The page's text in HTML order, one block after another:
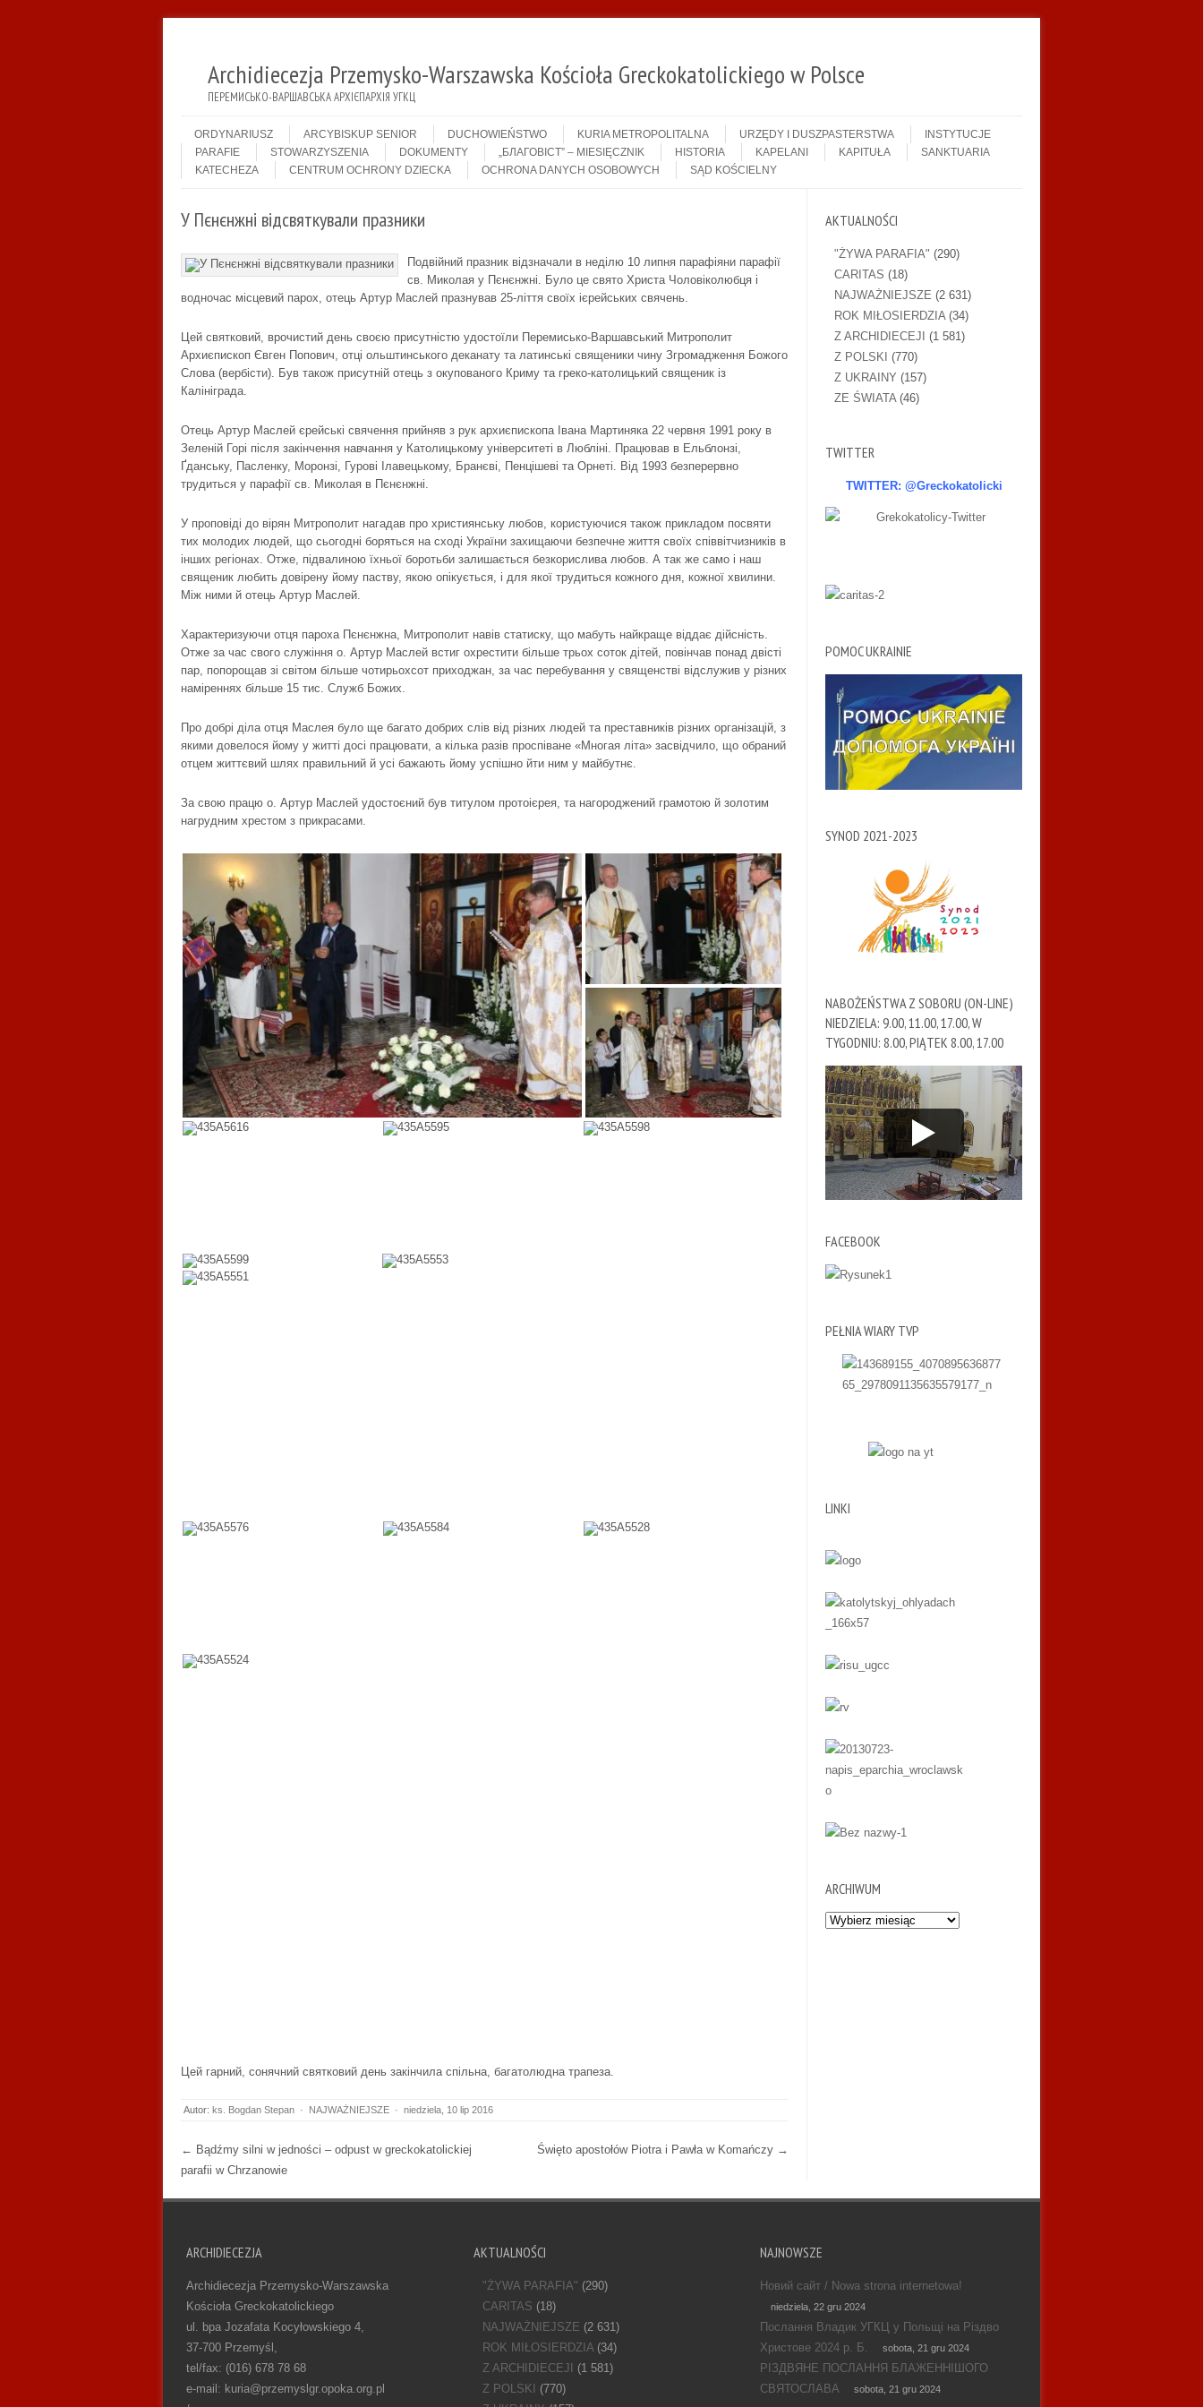
Archidiecezja Przemysko-Warszawska Kościoła Greckokatolickiego w Polsce
ПЕРЕМИСЬКО-ВАРШАВСЬКА АРХІЄПАРХІЯ УГКЦ
Menu
ORDYNARIUSZ
ARCYBISKUP SENIOR DUCHOWIEŃSTWO KURIA METROPOLITALNA URZĘDY I DUSZPASTERSTWA
INSTYTUCJE
PARAFIE
STOWARZYSZENIA DOKUMENTY „БЛАГОВІСТ” – MIESIĘCZNIK HISTORIA KAPELANI KAPITUŁA
SANKTUARIA
KATECHEZA
CENTRUM OCHRONY DZIECKA OCHRONA DANYCH OSOBOWYCH SĄD KOŚCIELNY
У Пєнєнжні відсвяткували празники
Подвійний празник відзначали в неділю 10 липня парафіяни парафії
св. Миколая у Пєнєнжні. Було це свято Христа Чоловіколюбця і
водночас місцевий парох, отець Артур Маслей празнував 25-ліття своїх ієрейських свячень.
Цей святковий, врочистий день своєю присутністю удостоїли Перемисько-Варшавський Митрополит
Архиєпископ Євген Попович, отці ольштинського деканату та латинські священики чину Згромадження Божого
Слова (вербісти). Був також присутній отець з окупованого Криму та греко-католицький священик із
Калініграда.
Отець Артур Маслей єрейські свячення прийняв з рук архиєпископа Івана Мартиняка 22 червня 1991 року в
Зеленій Горі після закінчення навчання у Католицькому університеті в Любліні. Працював в Ельблонзі,
Ґданську, Пасленку, Моронзі, Гурові Ілавецькому, Бранєві, Пенцішеві та Орнеті. Від 1993 безперервно
трудиться у парафії св. Миколая в Пєнєнжні.
У проповіді до вірян Митрополит нагадав про християнську любов, користуючися також прикладом посвяти
тих молодих людей, що сьогодні боряться на сході України захищаючи безпечне життя своїх співвітчизників в
інших регіонах. Отже, підвалиною їхньої боротьби залишається безкорислива любов. А так же само і наш
священик любить довірену йому паству, якою опікується, і для якої трудиться кожного дня, кожної хвилини.
Між ними й отець Артур Маслей.
Характеризуючи отця пароха Пєнєнжна, Митрополит навів статиску, що мабуть найкраще віддає дійсність.
Отже за час свого служіння о. Артур Маслей встиг охрестити більше трьох соток дітей, повінчав понад двісті
пар, попорощав зі світом більше чотирьохсот приходжан, за час перебування у священстві відслужив у різних
наміреннях більше 15 тис. Служб Божих.
Про добрі діла отця Маслея було ще багато добрих слів від різних людей та преставників різних організацій, з
якими довелося йому у житті досі працювати, а кілька разів проспіване «Многая літа» засвідчило, що обраний
отцем життєвий шлях правильний й усі бажають йому успішно йти ним у майбутнє.
За свою працю о. Артур Маслей удостоєний був титулом протоієрея, та нагороджений грамотою й золотим
нагрудним хрестом з прикрасами.
Цей гарний, сонячний святковий день закінчила спільна, багатолюдна трапеза.
Autor: ks. Bogdan Stepan · NAJWAŻNIEJSZE · niedziela, 10 lip 2016
Post navigation
← Bądźmy silni w jedności – odpust w greckokatolickiej
parafii w Chrzanowie
Święto apostołów Piotra i Pawła w Komańczy →
AKTUALNOŚCI
"ŻYWA PARAFIA" (290)
CARITAS (18)
NAJWAŻNIEJSZE (2 631)
ROK MIŁOSIERDZIA(34)
Z ARCHIDIECEJI (1 581)
Z POLSKI (770)
Z UKRAINY (157)
ZE ŚWIATA(46)
TWITTER
TWITTER: @Greckokatolicki
POMOC UKRAINIE
SYNOD 2021-2023
NABOŻEŃSTWA Z SOBORU (ON-LINE)
NIEDZIELA: 9.00, 11.00, 17.00, W
TYGODNIU: 8.00, PIĄTEK 8.00, 17.00
FACEBOOK
PEŁNIA WIARY TVP
LINKI
ARCHIWUM
Archiwum
ARCHIDIECEZJA
Archidiecezja Przemysko-Warszawska
Kościoła Greckokatolickiego
ul. bpa Jozafata Kocyłowskiego 4,
37-700 Przemyśl,
tel/fax: (016) 678 78 68
e-mail: kuria@przemyslgr.opoka.org.pl
AKTUALNOŚCI
"ŻYWA PARAFIA" (290)
CARITAS (18)
NAJWAŻNIEJSZE (2 631)
ROK MIŁOSIERDZIA(34)
Z ARCHIDIECEJI
(1 581)
Z POLSKI
(770)
NAJNOWSZE
Новий сайт / Nowa strona internetowa!
niedziela, 22 gru 2024
Послання Владик УГКЦ у Польщі на Різдво
Христове 2024 р. Б.
sobota, 21 gru 2024
РІЗДВЯНЕ ПОСЛАННЯ БЛАЖЕННІШОГО
СВЯТОСЛАВА
sobota, 21 gru 2024